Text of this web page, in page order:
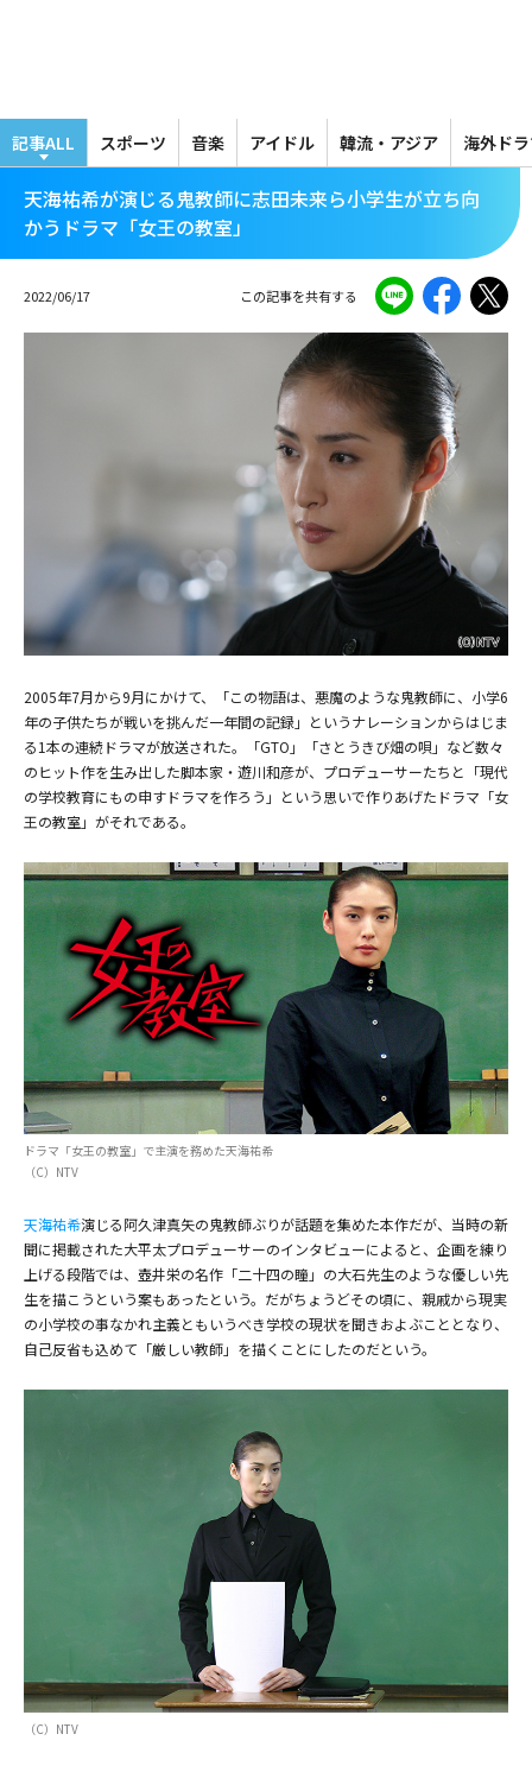
テ
ン
動
記事ALL スポーツ 音楽 アイドル 韓流・アジア 海外ド
天海祐希が演じる鬼教師に志田未来ら小学生が立ち向
かうドラマ「女王の教室」
2022/06/17 この記事を共有する
2005年7月から9月にかけて、「この物語は、悪魔のような鬼教師に、小学6
年の子供たちが戦いを挑んだ一年間の記録」というナレーションからはじま
る1本の連続ドラマが放送された。「GTO」「さとうきび畑の唄」など数々
のヒット作を生み出した脚本家・遊川和彦が、プロデューサーたちと「現代
の学校教育にもの申すドラマを作ろう」という思いで作りあげたドラマ「女
王の教室」がそれである。
ドラマ「女王の教室」で主演を務めた天海祐希
（C）NTV
天海祐希演じる阿久津真矢の鬼教師ぶりが話題を集めた本作だが、当時の新
聞に掲載された大平太プロデューサーのインタビューによると、企画を練り
上げる段階では、壺井栄の名作「二十四の瞳」の大石先生のような優しい先
生を描こうという案もあったという。だがちょうどその頃に、親戚から現実
の小学校の事なかれ主義ともいうべき学校の現状を聞きおよぶこととなり、
自己反省も込めて「厳しい教師」を描くことにしたのだという。
（C）NTV